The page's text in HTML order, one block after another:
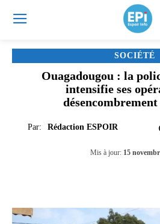
SOCIÉTÉ
Ouagadougou : la
intensifie ses
désencombrement
Par: Rédaction ESPOIR
Mis à jour: 15